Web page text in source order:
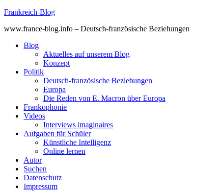
Skip
content
Frankreich-Blog
www.france-blog.info – Deutsch-französische Beziehungen
Blog
Aktuelles auf unserem Blog
Konzept
Politik
Deutsch-französische Beziehungen
Europa
Die Reden von E. Macron über Europa
Frankophonie
Videos
Interviews imaginaires
Aufgaben für Schüler
Künstliche Intelligenz
Online lernen
Autor
Suchen
Datenschutz
Impressum